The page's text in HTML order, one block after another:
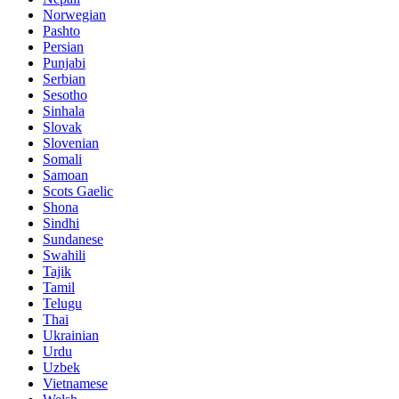
Norwegian
Pashto
Persian
Punjabi
Serbian
Sesotho
Sinhala
Slovak
Slovenian
Somali
Samoan
Scots Gaelic
Shona
Sindhi
Sundanese
Swahili
Tajik
Tamil
Telugu
Thai
Ukrainian
Urdu
Uzbek
Vietnamese